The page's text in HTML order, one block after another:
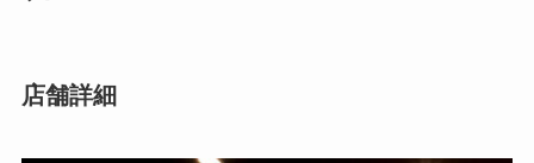
店舗詳細